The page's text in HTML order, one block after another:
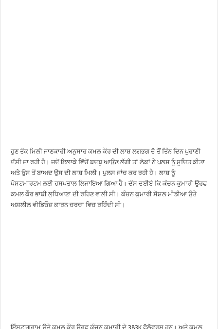
ਹੁਣ ਤੱਕ ਮਿਲੀ ਜਾਣਕਾਰੀ ਅਨੁਸਾਰ ਕਮਲ ਕੌਰ ਦੀ ਲਾਸ਼ ਲਗਭਗ ਦੋ ਤੋਂ ਤਿੰਨ ਦਿਨ ਪੁਰਾਣੀ
ਦੱਸੀ ਜਾ ਰਹੀ ਹੈ। ਜਦੋਂ ਇਲਾਕੇ ਵਿੱਚੋਂ ਬਦਬੂ ਆਉਣ ਲੱਗੀ ਤਾਂ ਲੋਕਾਂ ਨੇ ਪੁਲਸ ਨੂੰ ਸੂਚਿਤ ਕੀਤਾ
ਅਤੇ ਉਸ ਤੋਂ ਬਾਅਦ ਉਸ ਦੀ ਲਾਸ਼ ਮਿਲੀ। ਪੁਲਸ ਜਾਂਚ ਕਰ ਰਹੀ ਹੈ। ਲਾਸ਼ ਨੂੰ
ਪੋਸਟਮਾਰਟਮ ਲਈ ਹਸਪਤਾਲ ਲਿਜਾਇਆ ਗਿਆ ਹੈ। ਦੱਸ ਦਈਏ ਕਿ ਕੰਚਨ ਕੁਮਾਰੀ ਉਰਫ
ਕਮਲ ਕੌਰ ਭਾਬੀ ਲੁਧਿਆਣਾ ਦੀ ਰਹਿਣ ਵਾਲੀ ਸੀ। ਕੰਚਨ ਕੁਮਾਰੀ ਸੋਸ਼ਲ ਮੀਡੀਆ ਉਤੇ
ਅਸ਼ਲੀਲ ਵੀਡਿਓਜ਼ ਕਾਰਨ ਚਰਚਾ ਵਿਚ ਰਹਿੰਦੀ ਸੀ।
ਇੰਸਟਾਗ੍ਰਾਮ ਉਤੇ ਕਮਲ ਕੌਰ ਉਰਫ ਕੰਚਨ ਕੁਮਾਰੀ ਦੇ 383K ਫੋਲੋਵਰਸ ਹਨ। ਅਤੇ ਕਮਲ